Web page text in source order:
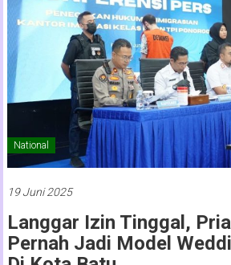
Media
Online
Timur
National
19 Juni 2025
Langgar Izin Tinggal,
Pernah Jadi Model